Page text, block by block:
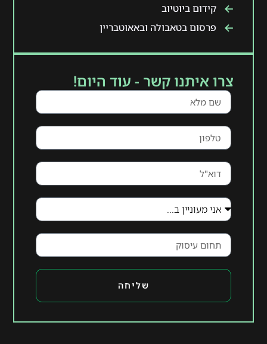
קידום ביוטיוב
פרסום בטאבולה ובאאוטבריין
צרו איתנו קשר - עוד היום!
שליחה